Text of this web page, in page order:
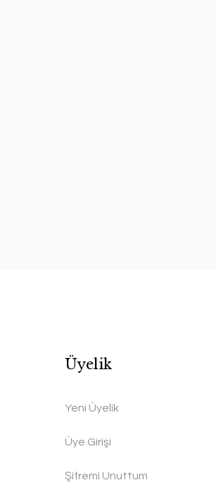
Üyelik
Yeni Üyelik
Üye Girişi
Şifremi Unuttum